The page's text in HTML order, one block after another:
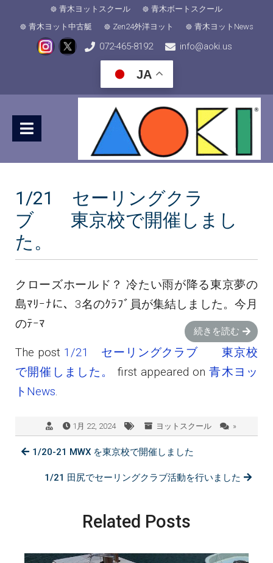
青木ヨットスクール
青木ボートスクール
青木ヨット中古艇
Zen24外洋ヨット 青木ヨットNews
072-465-8192 info@aoki.us
JA
1/21 セーリングクラ
ブ 東京校で開催しまし
た。
クローズホールド？ 冷たい雨が降る東京夢の
島ﾏﾘｰﾅに、3名のｸﾗﾌﾞ員が集結しました。今月
のﾃｰﾏ
続きを読む
The post 1/21 セーリングクラブ 東京校
で開催しました。
first appeared on青木ヨッ
トNews.
1月 22, 2024 ヨットスクール »
1/20-21 MWX を東京校で開催しました
1/21 田尻でセーリングクラブ活動を行いました
Related Posts